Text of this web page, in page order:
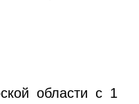
области с 1